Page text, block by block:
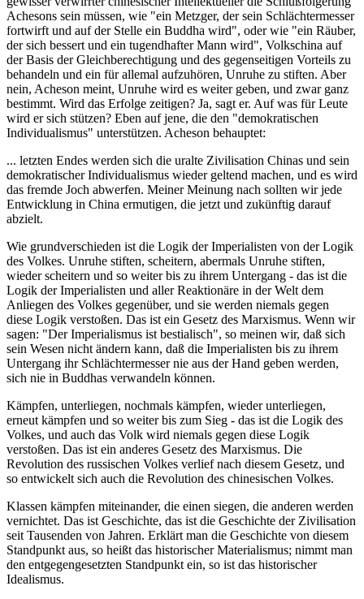
Achesons sein müssen, wie "ein Metzger, der sein Schlächtermesser
fortwirft und auf der Stelle ein Buddha wird", oder wie "ein Räuber,
der sich bessert und ein tugendhafter Mann wird", Volkschina auf
der Basis der Gleichberechtigung und des gegenseitigen Vorteils zu
behandeln und ein für allemal aufzuhören, Unruhe zu stiften. Aber
nein, Acheson meint, Unruhe wird es weiter geben, und zwar ganz
bestimmt. Wird das Erfolge zeitigen? Ja, sagt er. Auf was für Leute
wird er sich stützen? Eben auf jene, die den "demokratischen
Individualismus" unterstützen. Acheson behauptet:
... letzten Endes werden sich die uralte Zivilisation Chinas und sein
demokratischer Individualismus wieder geltend machen, und es wird
das fremde Joch abwerfen. Meiner Meinung nach sollten wir jede
Entwicklung in China ermutigen, die jetzt und zukünftig darauf
abzielt.
Wie grundverschieden ist die Logik der Imperialisten von der Logik
des Volkes. Unruhe stiften, scheitern, abermals Unruhe stiften,
wieder scheitern und so weiter bis zu ihrem Untergang - das ist die
Logik der Imperialisten und aller Reaktionäre in der Welt dem
Anliegen des Volkes gegenüber, und sie werden niemals gegen
diese Logik verstoßen. Das ist ein Gesetz des Marxismus. Wenn wir
sagen: "Der Imperialismus ist bestialisch", so meinen wir, daß sich
sein Wesen nicht ändern kann, daß die Imperialisten bis zu ihrem
Untergang ihr Schlächtermesser nie aus der Hand geben werden,
sich nie in Buddhas verwandeln können.
Kämpfen, unterliegen, nochmals kämpfen, wieder unterliegen,
erneut kämpfen und so weiter bis zum Sieg - das ist die Logik des
Volkes, und auch das Volk wird niemals gegen diese Logik
verstoßen. Das ist ein anderes Gesetz des Marxismus. Die
Revolution des russischen Volkes verlief nach diesem Gesetz, und
so entwickelt sich auch die Revolution des chinesischen Volkes.
Klassen kämpfen miteinander, die einen siegen, die anderen werden
vernichtet. Das ist Geschichte, das ist die Geschichte der Zivilisation
seit Tausenden von Jahren. Erklärt man die Geschichte von diesem
Standpunkt aus, so heißt das historischer Materialismus; nimmt man
den entgegengesetzten Standpunkt ein, so ist das historischer
Idealismus.